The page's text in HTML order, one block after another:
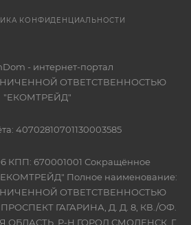
КОНФИДЕНЦИАЛЬНОСТИ
- интернет-портал
ОТВЕТСТВЕННОСТЬЮ
"ЕКОМТРЕЙД"
40702810701130003585
КПП: 670001001 Сокращённое
Полное наименование:
ОТВЕТСТВЕННОСТЬЮ
ГАГАРИНА, Д. Д. 8, КВ./ОФ.
ОБЛАСТЬ, Р-Н ГОРОД СМОЛЕНСК, Г.